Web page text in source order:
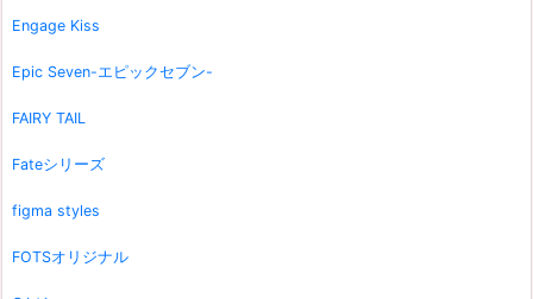
Engage Kiss
Epic Seven-エピックセブン-
FAIRY TAIL
Fateシリーズ
figma styles
FOTSオリジナル